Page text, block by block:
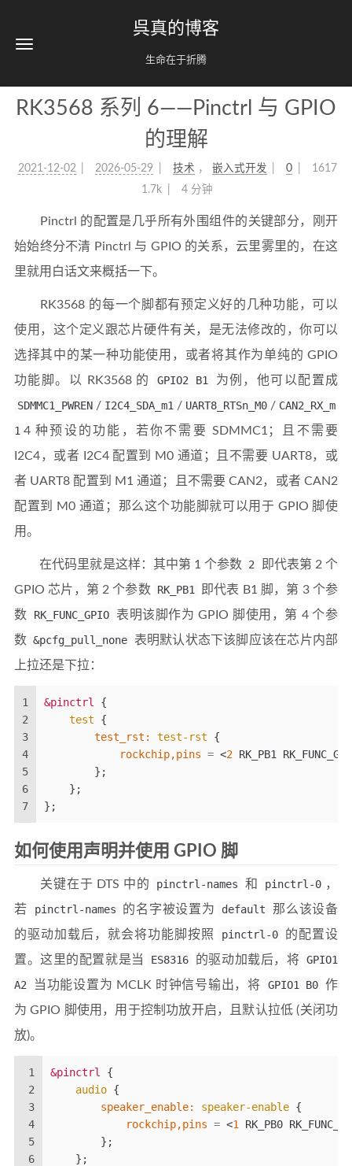
呉真的博客
生命在于折腾
RK3568 系列 6——Pinctrl 与 GPIO
的理解
2021-12-02 2026-05-29 技术 ， 嵌入式开发 0
1617
1.7k
4 分钟
Pinctrl 的配置是几乎所有外围组件的关键部分，刚开
始始终分不清 Pinctrl 与 GPIO 的关系，云里雾里的，在这
里就用白话文来概括一下。
RK3568 的每一个脚都有预定义好的几种功能，可以
使用，这个定义跟芯片硬件有关，是无法修改的，你可以
选择其中的某一种功能使用，或者将其作为单纯的 GPIO
功能脚。以 RK3568 的
GPIO2 B1
为例，他可以配置成
SDMMC1_PWREN / I2C4_SDA_m1 / UART8_RTSn_M0 / CAN2_RX_m
1 4 种预设的功能，若你不需要 SDMMC1；且不需要
I2C4，或者 I2C4 配置到 M0 通道；且不需要 UART8，或
者 UART8 配置到 M1 通道；且不需要 CAN2，或者 CAN2
配置到 M0 通道；那么这个功能脚就可以用于 GPIO 脚使
用。
在代码里就是这样：其中第 1 个参数 2
即代表第 2 个
GPIO 芯片，第 2 个参数 RK_PB1
即代表 B1 脚，第 3 个参
数
RK_FUNC_GPIO 表明该脚作为 GPIO 脚使用，第 4 个参
数 &pcfg_pull_none 表明默认状态下该脚应该在芯片内部
上拉还是下拉：
1
2
3
4
5
6
7
&pinctrl
{
test
{
        test_rst:
test-rst
{
rockchip,pins = <2 RK_PB1
};
};
};
如何使用声明并使用 GPIO 脚
关键在于 DTS 中的 pinctrl-names 和 pinctrl-0 ，
若
pinctrl-names 的名字被设置为 default
那么该设备
的驱动加载后，就会将功能脚按照
pinctrl-0
的配置设
置。这里的配置就是当
ES8316 的驱动加载后，将 GPIO1
A2
当功能设置为 MCLK 时钟信号输出，将 GPIO1 B0 作
为 GPIO 脚使用，用于控制功放开启，且默认拉低 (关闭功
放)。
1
2
3
4
5
6
&pinctrl
{
audio {
        speaker_enable:
speaker-enable {
rockchip,pins = <1
RK_PB0
};
};